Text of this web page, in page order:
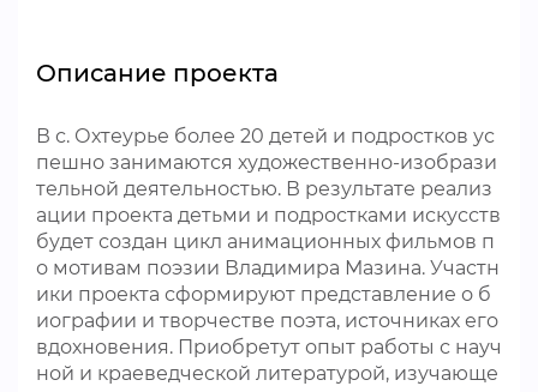
Описание проекта
В с. Охтеурье более 20 детей и подростков ус
пешно занимаются художественно-изобрази
тельной деятельностью. В результате реализ
ации проекта детьми и подростками искусств
будет создан цикл анимационных фильмов п
о мотивам поэзии Владимира Мазина. Участн
ики проекта сформируют представление о б
иографии и творчестве поэта, источниках его
вдохновения. Приобретут опыт работы с науч
ной и краеведческой литературой, изучающе